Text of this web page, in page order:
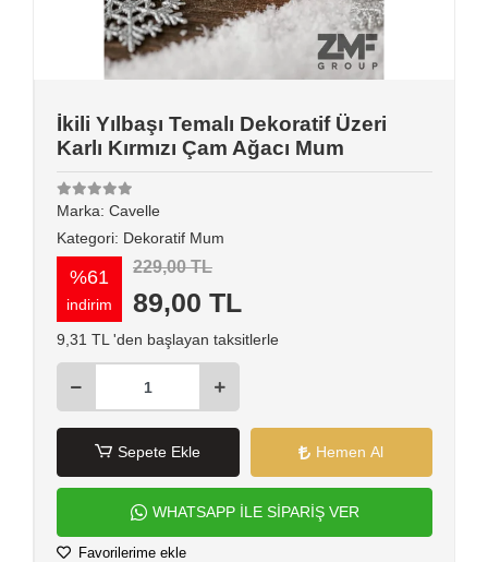
İkili Yılbaşı Temalı Dekoratif Üzeri
Karlı Kırmızı Çam Ağacı Mum
Marka: Cavelle
Kategori: Dekoratif Mum
%61
indirim
229,00 TL
89,00 TL
9,31 TL 'den başlayan taksitlerle
Sepete Ekle Hemen Al
WHATSAPP İLE SİPARİŞ VER
Favorilerime ekle